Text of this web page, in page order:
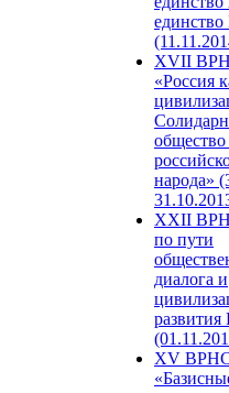
единство
XVII
«Россия
народа»
XXII
по пути
диалога и
развития
XV